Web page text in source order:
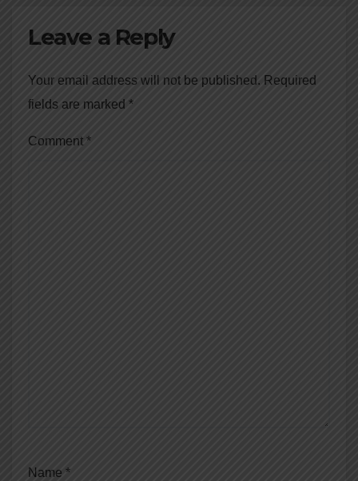
Leave a Reply
Your email address will not be published. Required
fields are marked *
Comment *
Name *